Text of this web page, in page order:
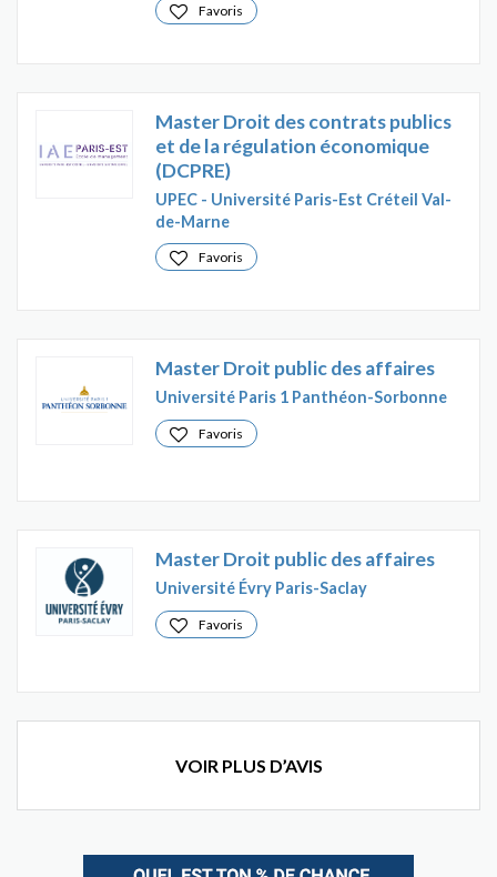
Favoris
Master Droit des contrats publics
et de la régulation économique
(DCPRE)
UPEC - Université Paris-Est Créteil Val-
de-Marne
Favoris
Master Droit public des affaires
Université Paris 1 Panthéon-Sorbonne
Favoris
Master Droit public des affaires
Université Évry Paris-Saclay
Favoris
VOIR PLUS D’AVIS